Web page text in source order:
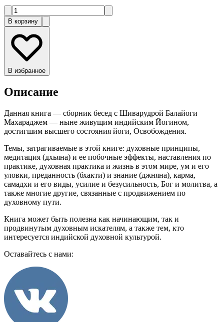
В корзину
В избранное
Описание
Данная книга — сборник бесед с Шиварудрой Балайоги
Махараджем — ныне живущим индийским Йогином,
достигшим высшего состояния йоги, Освобождения.
Темы, затрагиваемые в этой книге: духовные принципы,
медитация (дхьяна) и ее побочные эффекты, наставления по
практике, духовная практика и жизнь в этом мире, ум и его
уловки, преданность (бхакти) и знание (джняна), карма,
самадхи и его виды, усилие и безусильность, Бог и молитва, а
также многие другие, связанные с продвижением по
духовному пути.
Книга может быть полезна как начинающим, так и
продвинутым духовным искателям, а также тем, кто
интересуется индийской духовной культурой.
Оставайтесь с нами: